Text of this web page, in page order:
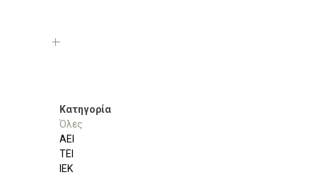
Κατηγορία
Όλες
ΑΕΙ
ΤΕΙ
ΙΕΚ